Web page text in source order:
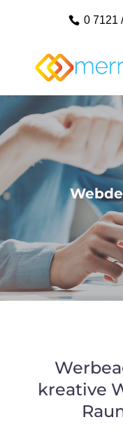
0 7121
kreative